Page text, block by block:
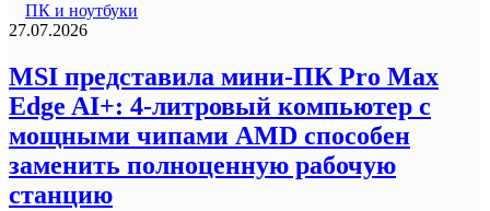
ПК и ноутбуки
27.07.2026
MSI представила мини-ПК Pro Max
Edge AI+: 4-литровый компьютер с
мощными чипами AMD способен
заменить полноценную рабочую
станцию